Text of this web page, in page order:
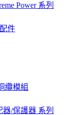
Power 系列
件
纜模組
/保護器 系列